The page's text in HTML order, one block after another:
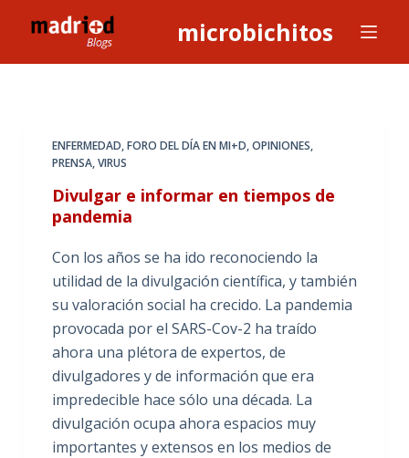
l
microbichitos
ENFERMEDAD,FORO DEL DÍA EN MI+D,OPINIONES,
PRENSA,VIRUS
Divulgar e informar en tiempos de
pandemia
Con los años se ha ido reconociendo la
utilidad de la divulgación científica, y también
su valoración social ha crecido. La pandemia
provocada por el SARS-Cov-2 ha traído
ahora una plétora de expertos, de
divulgadores y de información que era
impredecible hace sólo una década. La
divulgación ocupa ahora espacios muy
importantes y extensos en los medios de